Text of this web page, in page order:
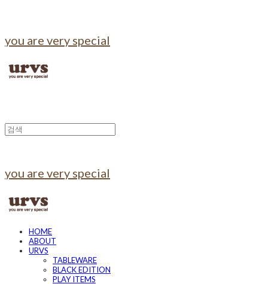
you are very special
you are very special
HOME
ABOUT
URVS
TABLEWARE
BLACK EDITION
PLAY ITEMS